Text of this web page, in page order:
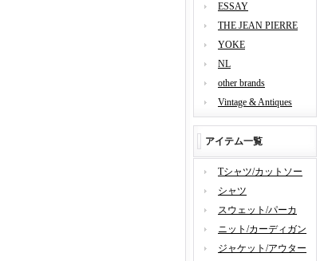
ESSAY
THE JEAN PIERRE
YOKE
NL
other brands
Vintage & Antiques
アイテム一覧
Tシャツ/カットソー
シャツ
スウェット/パーカ
ニット/カーディガン
ジャケット/アウター